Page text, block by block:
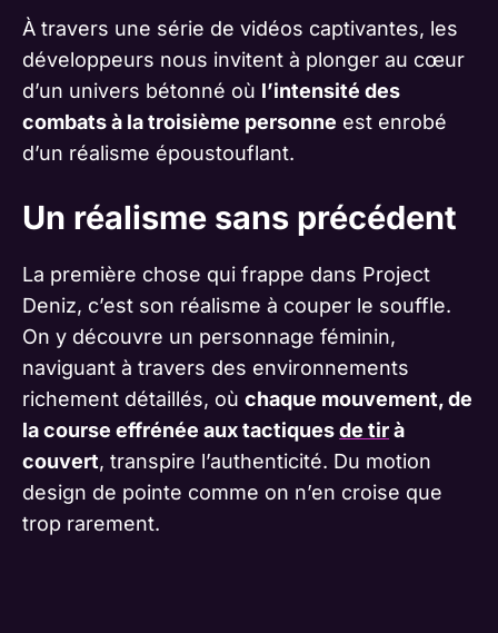
À travers une série de vidéos captivantes, les
développeurs nous invitent à plonger au cœur
d’un univers bétonné où l’intensité des
combats à la troisième personne est enrobé
d’un réalisme époustouflant.
Un réalisme sans précédent
La première chose qui frappe dans Project
Deniz, c’est son réalisme à couper le souffle.
On y découvre un personnage féminin,
naviguant à travers des environnements
richement détaillés, où chaque mouvement, de
la course effrénée aux tactiquesde tirà
couvert, transpire l’authenticité. Du motion
design de pointe comme on n’en croise que
trop rarement.